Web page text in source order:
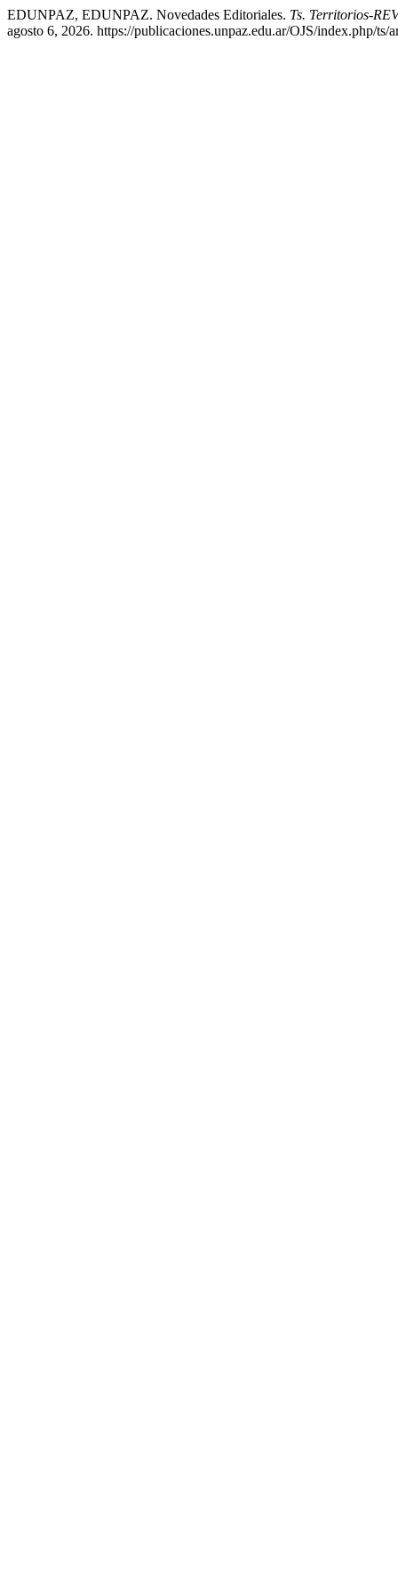
EDUNPAZ, EDUNPAZ. Novedades Editoriales. Ts. Territorios-
agosto 6, 2026. https://publicaciones.unpaz.edu.ar/OJS/index.php/ts/